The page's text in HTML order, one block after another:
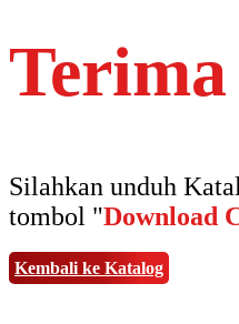
Silahkan unduh
tombol "Download
Kembali ke Katalog